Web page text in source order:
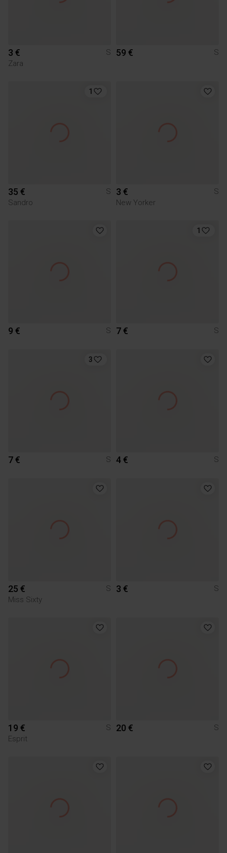
3 €
S
Zara
59 € S
1
35 €
S
Sandro
3 €
S
New Yorker
9 € S
1
7 € S
3
7 € S 4 € S
25 €
S
Miss Sixty
3 € S
19 €
S
Esprit
20 € S